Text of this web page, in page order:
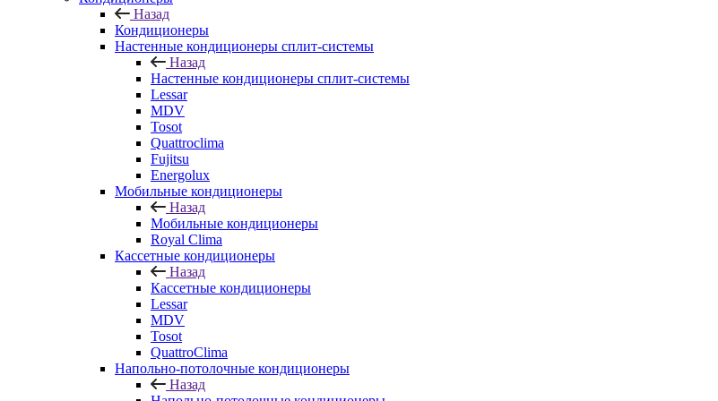
Назад
Кондиционеры
Настенные кондиционеры сплит-системы
Назад
Настенные кондиционеры сплит-системы
Lessar
MDV
Tosot
Quattroclima
Fujitsu
Energolux
Мобильные кондиционеры
Назад
Мобильные кондиционеры
Royal Clima
Кассетные кондиционеры
Назад
Кассетные кондиционеры
Lessar
MDV
Tosot
QuattroClima
Напольно-потолочные кондиционеры
Назад